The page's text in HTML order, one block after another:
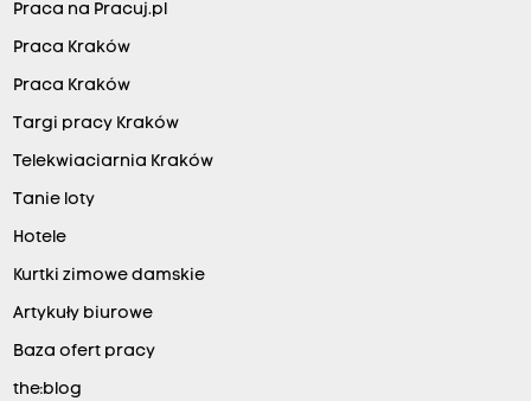
Praca na Pracuj.pl
Praca Kraków
Praca Kraków
Targi pracy Kraków
Telekwiaciarnia Kraków
Tanie loty
Hotele
Kurtki zimowe damskie
Artykuły biurowe
Baza ofert pracy
the:blog